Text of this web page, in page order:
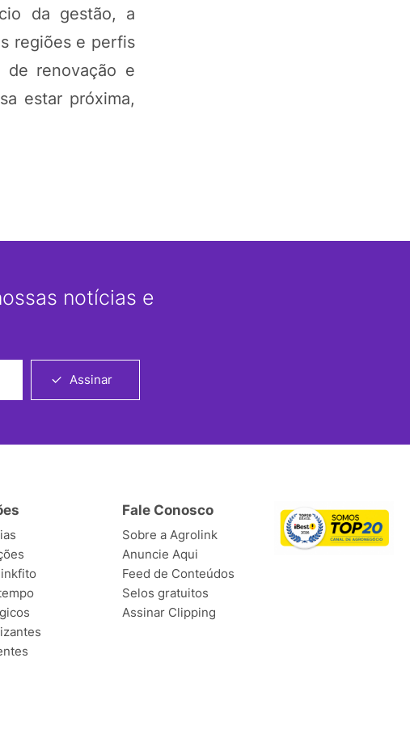
da gestão, a
regiões e perfis
de renovação e
estar próxima,
notícias e
Assinar
Fale Conosco
Sobre a Agrolink
Anuncie Aqui
Feed de Conteúdos
Selos gratuitos
Assinar Clipping